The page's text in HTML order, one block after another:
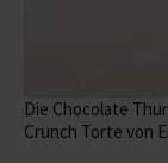
Die Chocolate
Crunch Torte von